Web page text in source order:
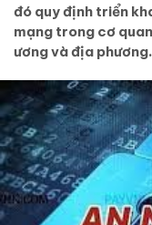
đó quy định triển
mạng trong cơ
ương và địa phương.